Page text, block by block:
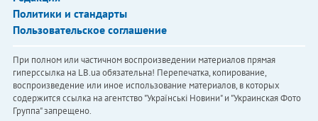
Политики и стандарты
Пользовательское соглашение
При полном или частичном воспроизведении материалов прямая
гиперссылка на LB.ua обязательна! Перепечатка, копирование,
воспроизведение или иное использование материалов, в которых
содержится ссылка на агентство "Українськi Новини" и "Украинская Фото
Группа" запрещено.